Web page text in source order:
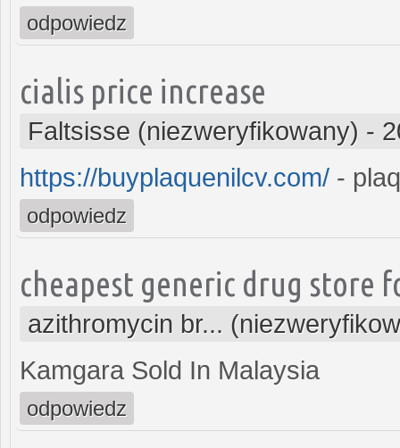
odpowiedz
cialis price increase
Faltsisse (niezweryfikowany) -
https://buyplaquenilcv.com/ -
odpowiedz
cheapest generic drug store
azithromycin br...
Kamgara Sold In Malaysia
odpowiedz